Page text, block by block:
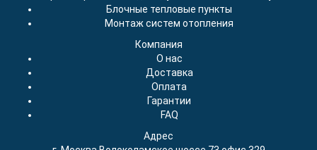
Блочные тепловые пункты
Монтаж систем отопления
Компания
О нас
Доставка
Оплата
Гарантии
FAQ
Адрес